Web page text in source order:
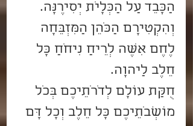
הַכָּבֵד עַל הַכְּלָיֹת יְסִירֶנָּה.
וְהִקְטִירָם הַכֹּהֵן הַמִּזְבֵּחָה
לֶחֶם אִשֶּׁה לְרֵיחַ נִיחֹחַ כָּל
חֵלֶב לַיהוָה.
חֻקַּת עוֹלָם לְדֹרֹתֵיכֶם בְּכֹל
מוֹשְׁבֹתֵיכֶם כָּל חֵלֶב וְכָל דָּם